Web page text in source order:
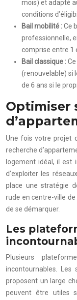
mois) et adapté
conditions
Bail mobilité :Ce
professionnelle,
comprise entre 1
Bail classique :
(renouvelable) si
de 6 ans si le
Optimiser
Une fois votre projet
recherche
logement idéal, il est
d’exploiter les
place une stratégie
rude en centre-ville
de se démarquer.
Les
Plusieurs
incontournables. Les
proposent un large
peuvent être utiles